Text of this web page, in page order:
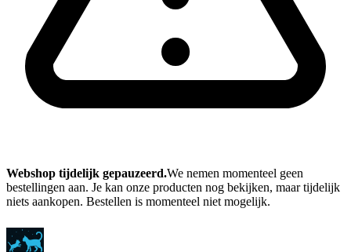
Webshop tijdelijk gepauzeerd.We nemen momenteel geen
bestellingen aan. Je kan onze producten nog bekijken, maar tijdelijk
niets aankopen. Bestellen is momenteel niet mogelijk.